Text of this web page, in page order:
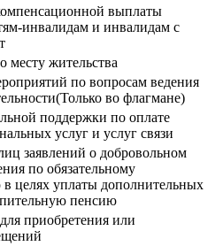
выплаты
инвалидам и инвалидам с
месту жительства
по вопросам ведения
во флагмане)
поддержки по оплате
услуг и услуг связи
заявлений о добровольном
по обязательному
целях уплаты дополнительных
пенсию
приобретения или